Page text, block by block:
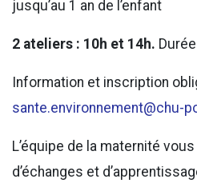
jusqu’au 1 an de l’enfant
2 ateliers : 10h et 14h.
Information et inscription
sante.environnement@chu-
L’équipe de la maternité
d’échanges et